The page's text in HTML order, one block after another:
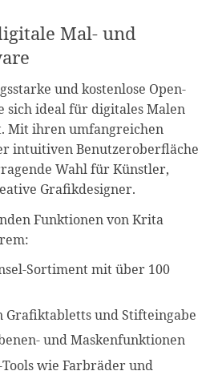
Mal- und
und kostenlose Open-
sich ideal für digitales Malen
Mit ihren umfangreichen
intuitiven Benutzeroberfläche
Wahl für Künstler,
Grafikdesigner.
Funktionen von Krita
Sortiment mit über 100
Grafiktabletts und Stifteingabe
und Maskenfunktionen
wie Farbräder und